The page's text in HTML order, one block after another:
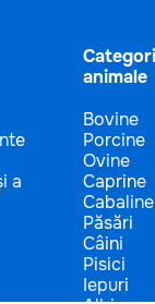
a
animale
Bovine
Porcine
Ovine
Caprine
Cabaline
Păsări
Câini
Pisici
Iepuri